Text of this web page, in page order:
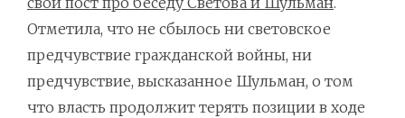
Отметила, что не сбылось ни световское
предчувствие гражданской войны, ни
предчувствие, высказанное Шульман, о том
что власть продолжит терять позиции в ходе